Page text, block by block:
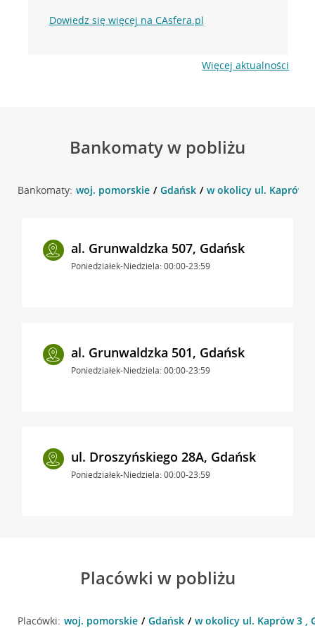
Dowiedz się więcej na CAsfera.pl
Więcej aktualności
Bankomaty w pobliżu
Bankomaty: woj. pomorskie Gdańsk w okolicy ul. Kaprów
al. Grunwaldzka 507, Gdańsk
Poniedziałek-Niedziela: 00:00-23:59
al. Grunwaldzka 501, Gdańsk
Poniedziałek-Niedziela: 00:00-23:59
ul. Droszyńskiego 28A, Gdańsk
Poniedziałek-Niedziela: 00:00-23:59
Placówki w pobliżu
Placówki: woj. pomorskie Gdańsk w okolicy ul. Kaprów 3 ,